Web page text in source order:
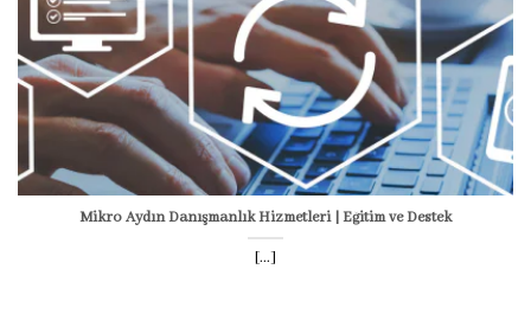
Mikro Aydın Danışmanlık Hizmetleri | Eğitim ve Destek
[...]